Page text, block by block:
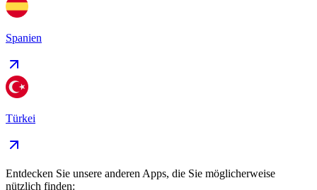
Spanien
Türkei
Entdecken Sie unsere anderen Apps, die Sie möglicherweise
nützlich finden: